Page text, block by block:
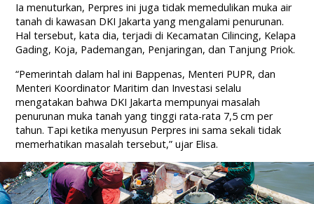
Ia menuturkan, Perpres ini juga tidak memedulikan muka air
tanah di kawasan DKI Jakarta yang mengalami penurunan.
Hal tersebut, kata dia, terjadi di Kecamatan Cilincing, Kelapa
Gading, Koja, Pademangan, Penjaringan, dan Tanjung Priok.
“Pemerintah dalam hal ini Bappenas, Menteri PUPR, dan
Menteri Koordinator Maritim dan Investasi selalu
mengatakan bahwa DKI Jakarta mempunyai masalah
penurunan muka tanah yang tinggi rata-rata 7,5 cm per
tahun. Tapi ketika menyusun Perpres ini sama sekali tidak
memerhatikan masalah tersebut,” ujar Elisa.